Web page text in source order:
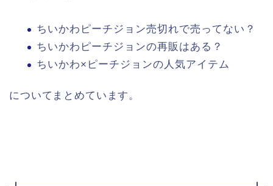
ちいかわピーチジョン売切れで売ってない？
ちいかわピーチジョンの再販はある？
ちいかわ×ピーチジョンの人気アイテム
についてまとめています。